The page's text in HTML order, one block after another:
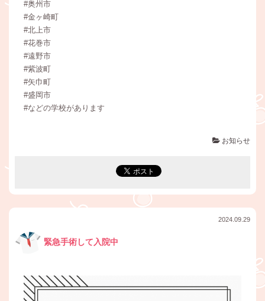
#奥州市
#金ヶ崎町
#北上市
#花巻市
#遠野市
#紫波町
#矢巾町
#盛岡市
#などの学校があります
お知らせ
2024.09.29
緊急手術して入院中